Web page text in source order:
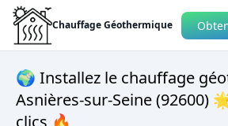
Chauffage Géothermique
🌍 Installez le chauffage
Asnières-sur-Seine (92600)
clics 🔥